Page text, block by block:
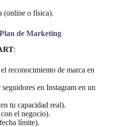
(online o física).
de Marketing
:
reconocimiento de marca en
en Instagram en un
tu capacidad real).
el negocio).
límite).